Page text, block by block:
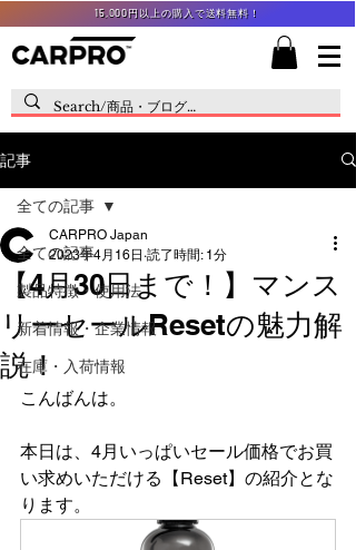
15,000円以上の購入で送料無料！
記事
全ての記事
製品特徴・使用法
新着情報・企業情報
在庫・入荷情報
全ての記事
【4月30日まで！】マンス
リーセールResetの魅力解
説！
CARPRO Japan
2023年4月16日 読了時間: 1分
こんばんは。
本日は、4月いっぱいセール価格でお買
い求めいただける【Reset】の紹介とな
ります。